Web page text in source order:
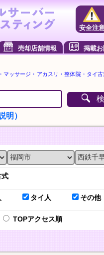
安全注
売却店舗情報 掲載
マッサージ・アカスリ・整体院・タイ
明）
式
タイ人 その他
TOPアクセス順